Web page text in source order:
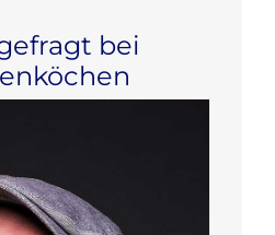
bei